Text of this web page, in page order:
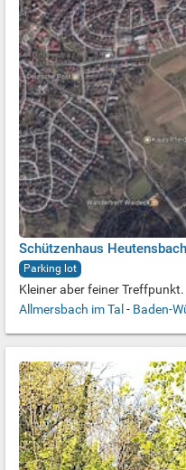
Schützenhaus
Parking lot
Kleiner aber feiner Treffpunkt.
Allmersbach im Tal - Baden-